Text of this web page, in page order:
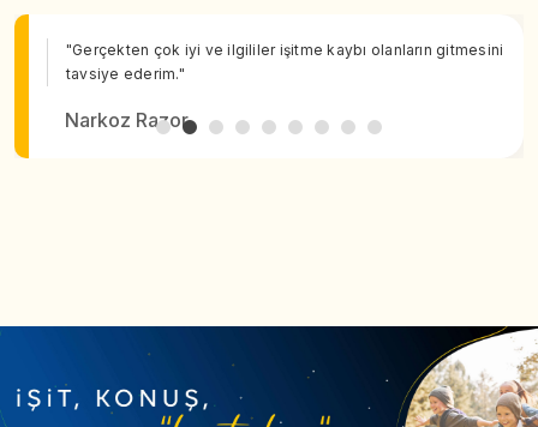
"Gerçekten çok iyi ve ilgililer işitme kaybı olanların gitmesini
tavsiye ederim."
Narkoz Razor